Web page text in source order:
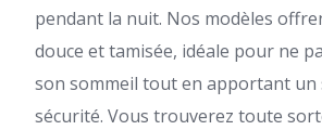
pendant la nuit. Nos modèles
douce et tamisée, idéale pour ne
son sommeil tout en apportant un
sécurité. Vous trouverez toute